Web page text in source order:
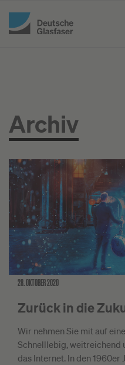
Archiv
28. OKTOBER 2020
Zurück in die
Wir nehmen Sie mit auf
Schnelllebig, weitreichend
das Internet. In den